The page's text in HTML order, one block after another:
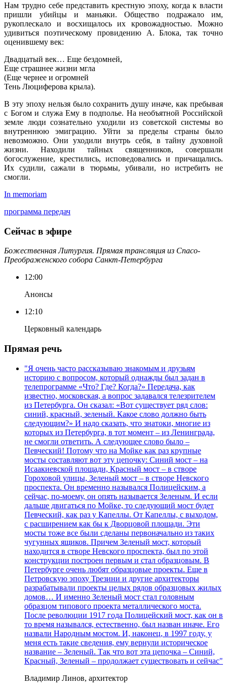
Нам трудно себе представить крестную эпоху, когда к власти
пришли убийцы и маньяки. Общество подражало им,
рукоплескало и восхищалось их кровожадностью. Можно
удивиться поэтическому провидению А. Блока, так точно
оценившему век:
Двадцатый век… Еще бездомней,
Еще страшнее жизни мгла
(Еще чернее и огромней
Тень Люциферова крыла).
В эту эпоху нельзя было сохранить душу иначе, как пребывая
с Богом и служа Ему в подполье. На необъятной Российской
земле люди сознательно уходили из советской системы во
внутреннюю эмиграцию. Уйти за пределы страны было
невозможно. Они уходили внутрь себя, в тайну духовной
жизни. Находили тайных священников, совершали
богослужение, крестились, исповедовались и причащались.
Их судили, сажали в тюрьмы, убивали, но истребить не
смогли.
In memoriam
программа передач
Сейчас в эфире
Божественная Литургия. Прямая трансляция из Спасо-
Преображенского собора Санкт-Петербурга
12:00
Анонсы
12:10
Церковный календарь
Прямая речь
"Я очень часто рассказываю знакомым и друзьям
историю с вопросом, который однажды был задан в
телепрограмме «Что? Где? Когда?» Передача, как
известно, московская, а вопрос задавался телезрителем
из Петербурга. Он сказал: «Вот существует ряд слов:
синий, красный, зеленый. Какое слово должно быть
следующим?» И надо сказать, что знатоки, многие из
которых из Петербурга, в тот момент – из Ленинграда,
не смогли ответить. А следующее слово было –
Певческий! Потому что на Мойке как раз крупные
мосты составляют вот эту цепочку: Синий мост – на
Исаакиевской площади, Красный мост – в створе
Гороховой улицы, Зеленый мост – в створе Невского
проспекта. Он временно назывался Полицейским, а
сейчас, по-моему, он опять называется Зеленым. И если
дальше двигаться по Мойке, то следующий мост будет
Певческий, как раз у Капеллы. От Капеллы, с выходом,
с расширением как бы к Дворцовой площади. Эти
мосты тоже все были сделаны первоначально из таких
чугунных ящиков. Причем Зеленый мост, который
находится в створе Невского проспекта, был по этой
конструкции построен первым и стал образцовым. В
Петербурге очень любят образцовые проекты. Еще в
Петровскую эпоху Трезини и другие архитекторы
разрабатывали проекты целых рядов образцовых жилых
домов… И именно Зеленый мост стал головным
образцом типового проекта металлического моста.
После революции 1917 года Полицейский мост, как он в
то время назывался, естественно, был назван иначе. Его
назвали Народным мостом. И, наконец, в 1997 году, у
меня есть такие сведения, ему вернули историческое
название – Зеленый. Так что вот эта цепочка – Синий,
Красный, Зеленый – продолжает существовать и сейчас"
Владимир Линов, архитектор